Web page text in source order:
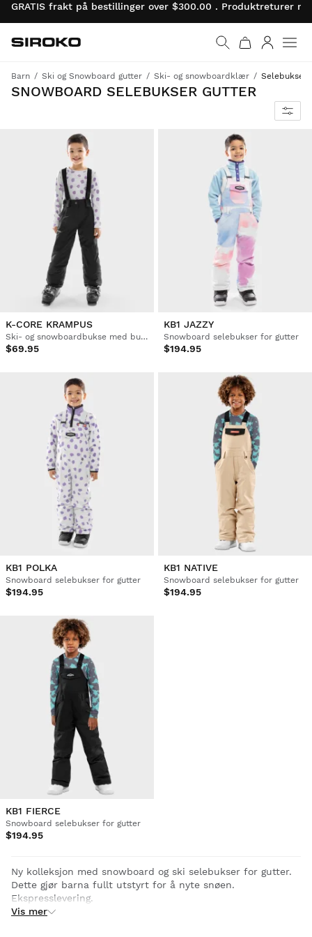
GRATIS frakt på bestillinger over $300.00 . Produktreturer
Gå til startsiden
Siroko.com
Barn Ski og Snowboard gutter Ski- og snowboardklær Selebukser
SNOWBOARD SELEBUKSER GUTTER
K-CORE KRAMPUS
Ski- og snowboardbukse med bukseseler for gutter
$69.95
KB1 JAZZY
Snowboard selebukser for gutter
$194.95
KB1 POLKA
Snowboard selebukser for gutter
$194.95
KB1 NATIVE
Snowboard selebukser for gutter
$194.95
KB1 FIERCE
Snowboard selebukser for gutter
$194.95
Ny kolleksjon med snowboard og ski selebukser for gutter.
Dette gjør barna fullt utstyrt for å nyte snøen.
Ekspresslevering.
Vis mer